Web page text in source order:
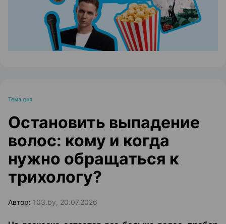
Тема дня
Остановить выпадение
волос: кому и когда
нужно обращаться к
трихологу?
Автор: 103.by, 20.07.2026